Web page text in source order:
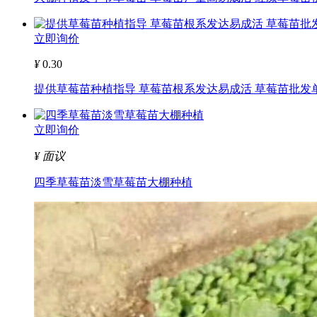
立即询价
¥0.30
提供草莓苗种植指导 草莓苗根系发达易成活 草莓苗批发
立即询价
¥ 面议
四季草莓苗淡雪草莓苗大棚种植